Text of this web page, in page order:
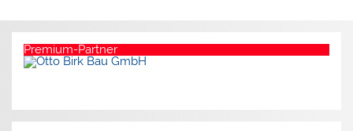
Premium-Partner